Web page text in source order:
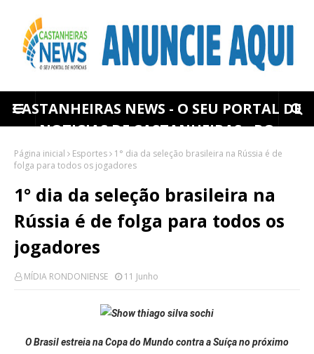
CASTANHEIRAS NEWS - O SEU PORTAL DE
NOTICIAS DE CASTANHEIRAS - RO
Página inicial Esportes
1° dia da seleção brasileira na Rússia é de
folga para todos os jogadores
1° dia da seleção brasileira na
Rússia é de folga para todos os
jogadores
MÍDIA RONDONIENSE 11 Junho
O Brasil estreia na Copa do Mundo contra a Suíça no próximo